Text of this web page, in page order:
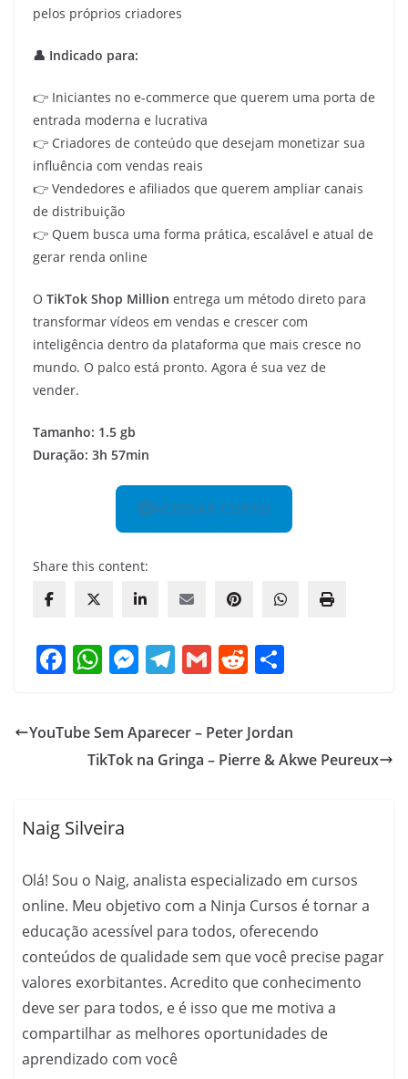
pelos próprios criadores
👤 Indicado para:
👉 Iniciantes no e-commerce que querem uma porta de
entrada moderna e lucrativa
👉 Criadores de conteúdo que desejam monetizar sua
influência com vendas reais
👉 Vendedores e afiliados que querem ampliar canais
de distribuição
👉 Quem busca uma forma prática, escalável e atual de
gerar renda online
O TikTok Shop Million entrega um método direto para
transformar vídeos em vendas e crescer com
inteligência dentro da plataforma que mais cresce no
mundo. O palco está pronto. Agora é sua vez de
vender.
Tamanho: 1.5 gb
Duração: 3h 57min
ACESSAR CURSO
Share this content:
F
c
e
o
W
s
A
p
M
e
n
T
gr
a
G
ai
l
R
d
di
t
e
YouTube Sem Aparecer – Peter Jordan
TikTok na Gringa – Pierre & Akwe Peureux
Naig Silveira
Olá! Sou o Naig, analista especializado em cursos
online. Meu objetivo com a Ninja Cursos é tornar a
educação acessível para todos, oferecendo
conteúdos de qualidade sem que você precise pagar
valores exorbitantes. Acredito que conhecimento
deve ser para todos, e é isso que me motiva a
compartilhar as melhores oportunidades de
aprendizado com você